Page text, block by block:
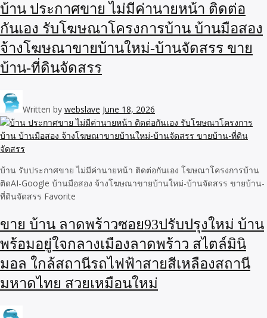
บ้าน ประกาศขาย ไม่มีค่านายหน้า ติดต่อ
กันเอง รับโฆษณาโครงการบ้าน บ้านมือสอง
จ้างโฆษณาขายบ้านใหม่-บ้านจัดสรร ขาย
บ้าน-ที่ดินจัดสรร
Written by webslave June 18, 2026
บ้าน รับประกาศขาย ไม่มีค่านายหน้า ติดต่อกันเอง โฆษณาโครงการบ้าน
ติดAI-Google บ้านมือสอง จ้างโฆษณาขายบ้านใหม่-บ้านจัดสรร ขายบ้าน-
ที่ดินจัดสรร Favorite
ขาย บ้าน ลาดพร้าวซอย93ปรับปรุงใหม่ บ้าน
พร้อมอยู่ใจกลางเมืองลาดพร้าว สไตล์มินิ
มอล ใกล้สถานีรถไฟฟ้าสายสีเหลืองสถานี
มหาดไทย สวยเหมือนใหม่